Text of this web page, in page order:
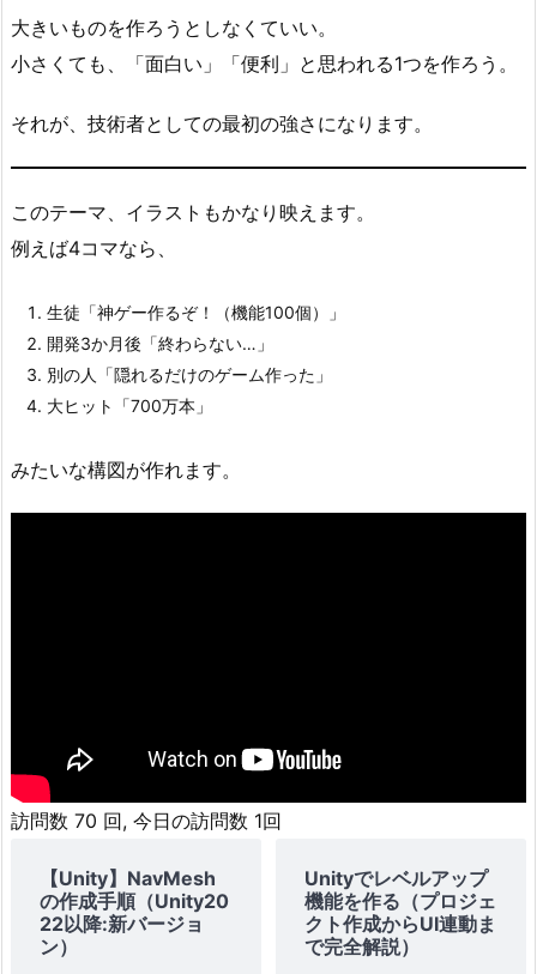
大きいものを作ろうとしなくていい。
小さくても、「面白い」「便利」と思われる1つを作ろう。
それが、技術者としての最初の強さになります。
このテーマ、イラストもかなり映えます。
例えば4コマなら、
生徒「神ゲー作るぞ！（機能100個）」
開発3か月後「終わらない…」
別の人「隠れるだけのゲーム作った」
大ヒット「700万本」
みたいな構図が作れます。
訪問数 70 回, 今日の訪問数 1回
【Unity】NavMesh
の作成手順（Unity20
22以降:新バージョ
ン）
Unityでレベルアップ
機能を作る（プロジェ
クト作成からUI連動ま
で完全解説）